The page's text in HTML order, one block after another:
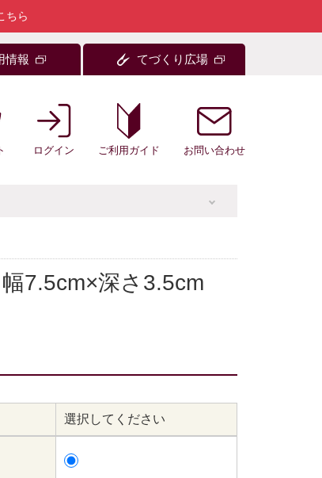
ちら
情報 てづくり広場
ログイン ご利用ガイド お問い合わせ
7.5cm×深さ3.5cm
選択してください